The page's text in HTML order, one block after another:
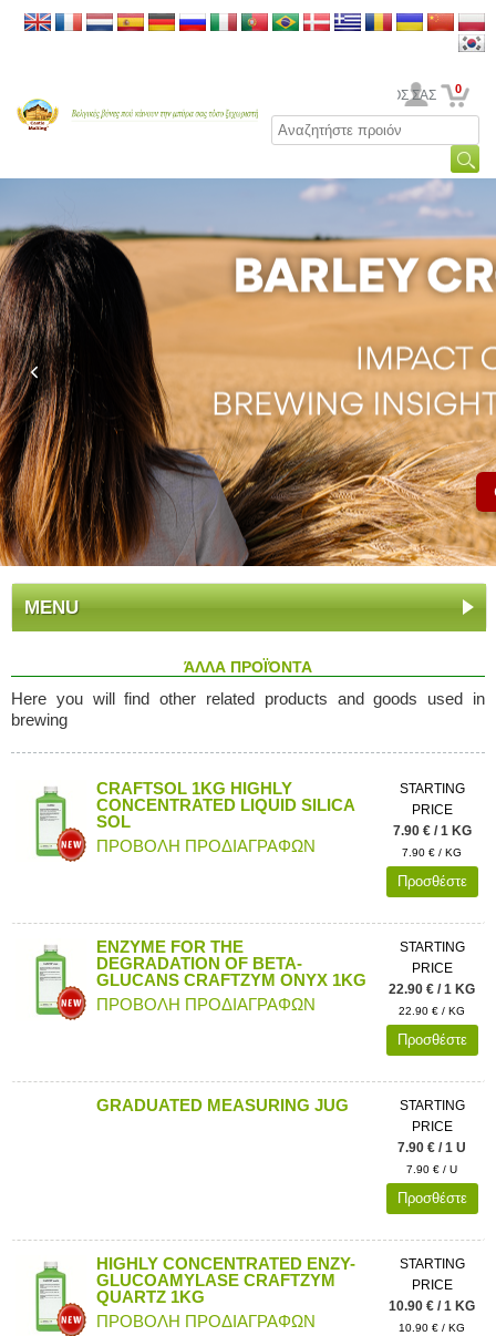
Ο ΛΟΓΑΡΙΑΣΜΟΣ ΣΑΣ 0
MENU
ΆΛΛΑ ΠΡΟΪΌΝΤΑ
Here you will find other related products and goods used in
brewing
CRAFTSOL 1KG HIGHLY
CONCENTRATED LIQUID SILICA
SOL
ΠΡΟΒΟΛΗ ΠΡΟΔΙΑΓΡΑΦΩΝ
STARTING
PRICE
7.90 € / 1 KG
7.90 € / KG
Προσθέστε
ENZYME FOR THE
DEGRADATION OF BETA-
GLUCANS CRAFTZYM ONYX 1KG
ΠΡΟΒΟΛΗ ΠΡΟΔΙΑΓΡΑΦΩΝ
STARTING
PRICE
22.90 € / 1 KG
22.90 € / KG
Προσθέστε
GRADUATED MEASURING JUG
STARTING
PRICE
7.90 € / 1 U
7.90 € / U
Προσθέστε
HIGHLY CONCENTRATED ENZY-
GLUCOAMYLASE CRAFTZYM
QUARTZ 1KG
ΠΡΟΒΟΛΗ ΠΡΟΔΙΑΓΡΑΦΩΝ
STARTING
PRICE
10.90 € / 1 KG
10.90 € / KG